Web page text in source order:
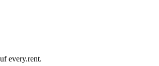
every.rent.